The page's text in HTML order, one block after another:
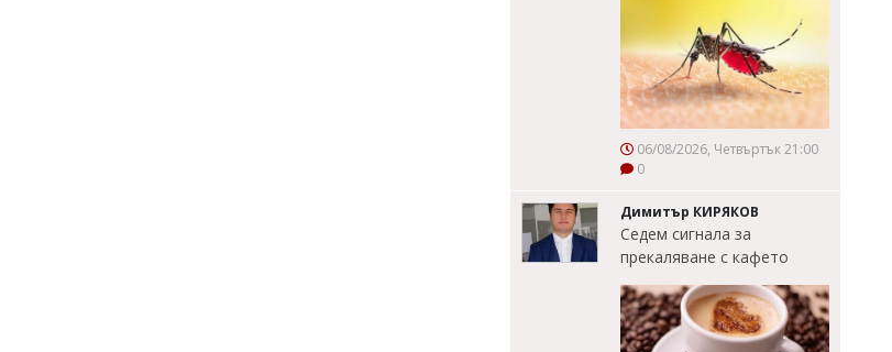
06/08/2026, Четвъртък 21:00
0
Димитър КИРЯКОВ
Седем сигнала за
прекаляване с кафето